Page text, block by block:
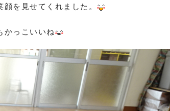
を見せてくれました。
かっこいいね